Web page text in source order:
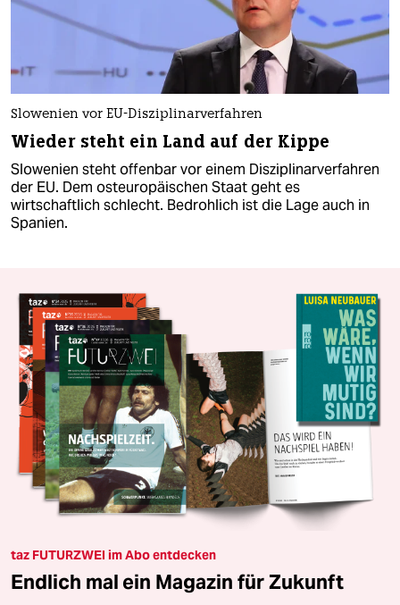
Slowenien vor EU-Disziplinarverfahren
Wieder steht ein Land auf der Kippe
Slowenien steht offenbar vor einem Disziplinarverfahren
der EU. Dem osteuropäischen Staat geht es
wirtschaftlich schlecht. Bedrohlich ist die Lage auch in
Spanien.
taz FUTURZWEI im Abo entdecken
Endlich mal ein Magazin für Zukunft